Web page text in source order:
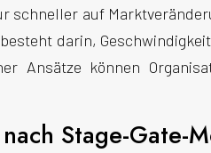
schneller auf
darin,
Ansätze können
Stage-Gate-